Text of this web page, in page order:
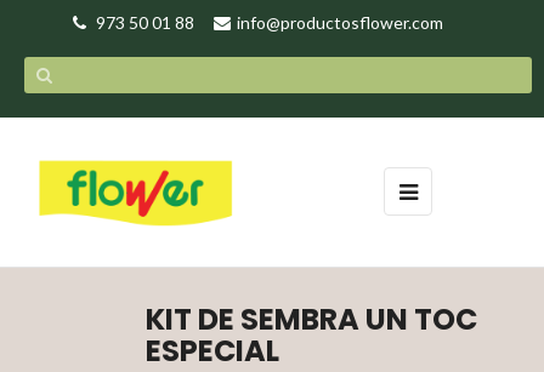
973 50 01 88 info@productosflower.com
Toggle
navigation
☰
KIT DE SEMBRA UN TOC
ESPECIAL